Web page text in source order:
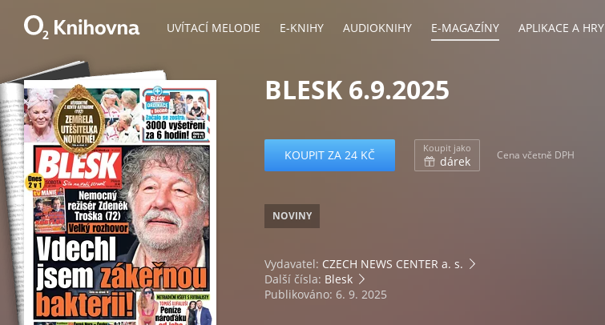
UVÍTACÍ MELODIE E-KNIHY AUDIOKNIHY E-MAGAZÍNY APLIKACE A HRY
BLESK 6.9.2025
KOUPIT ZA 24 KČ Koupit jako
dárek Cena včetně DPH
NOVINY
Vydavatel: CZECH NEWS CENTER a. s.
Další čísla: Blesk
Publikováno: 6. 9. 2025